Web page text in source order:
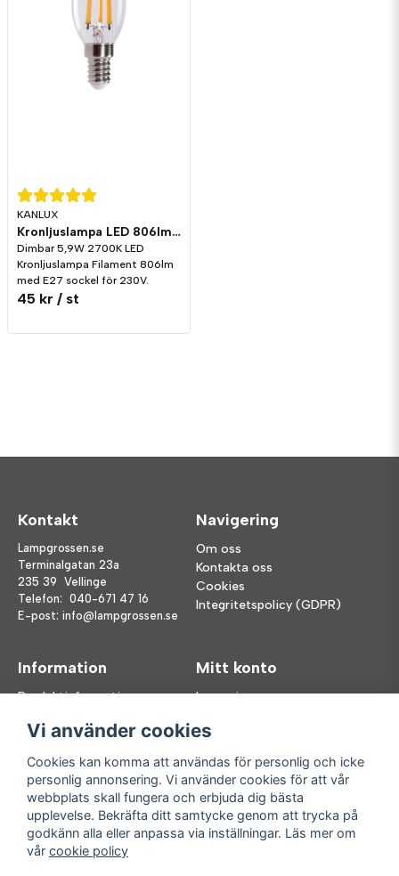
KANLUX
Kronljuslampa LED 806lm E14 2700K Dim
Dimbar 5,9W 2700K LED
Kronljuslampa Filament 806lm
med E27 sockel för 230V.
45 kr / st
Kontakt
Lampgrossen.se
Terminalgatan 23a
235 39 Vellinge
Telefon: 040-671 47 16
E-post: info@lampgrossen.se
Navigering
Om oss
Kontakta oss
Cookies
Integritetspolicy (GDPR)
Information
Produktinformation
FAQ
Mitt konto
Logga in
Glömt lösenord?
Följ oss
Facebook
Instagram
Handla enkelt
Vi använder cookies
Cookies kan komma att användas för personlig och icke
personlig annonsering. Vi använder cookies för att vår
webbplats skall fungera och erbjuda dig bästa
upplevelse. Bekräfta ditt samtycke genom att trycka på
godkänn alla eller anpassa via inställningar. Läs mer om
vår cookie policy